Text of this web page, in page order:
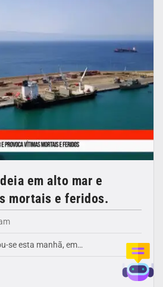
em alto mar e
mortais e feridos.
se esta manhã, em…